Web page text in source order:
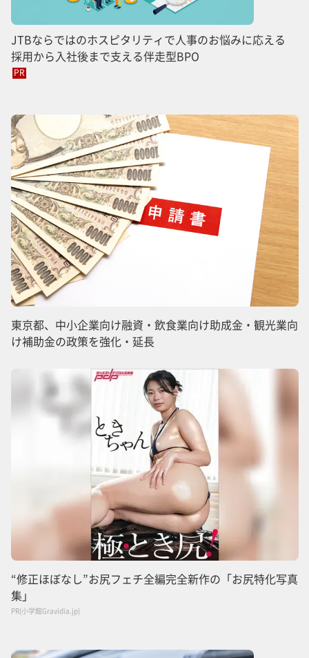
JTBならではのホスピタリティで人事のお悩みに応える
採用から入社後まで支える伴走型BPO
PR
東京都、中小企業向け融資・飲食業向け助成金・観光業向
け補助金の政策を強化・延長
“修正ほぼなし”お尻フェチ全編完全新作の「お尻特化写真
集」
PR(小学館Gravidia.jp)